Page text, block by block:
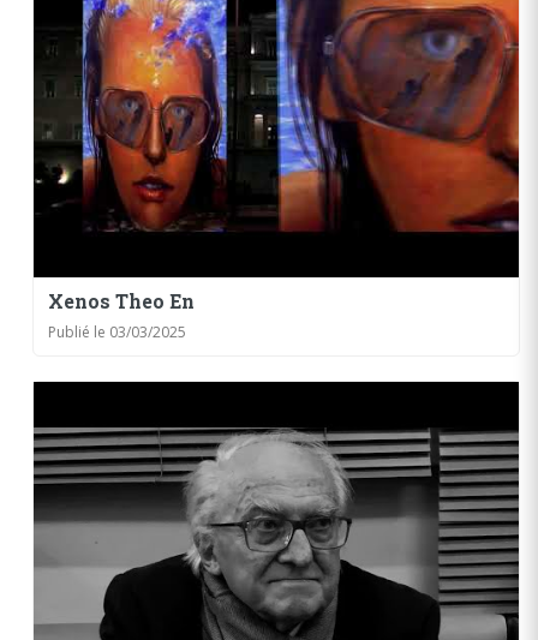
Xenos Theo En
Publié le 03/03/2025